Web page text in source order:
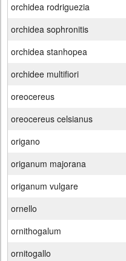
orchidea rodriguezia
orchidea sophronitis
orchidea stanhopea
orchidee multifiori
oreocereus
oreocereus celsianus
origano
origanum majorana
origanum vulgare
ornello
ornithogalum
ornitogallo